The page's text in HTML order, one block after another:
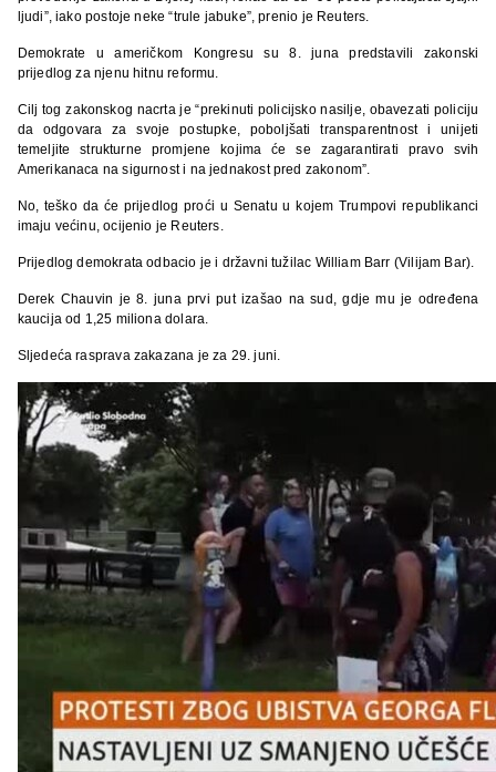
ljudi”, iako postoje neke “trule jabuke”, prenio je Reuters.
Demokrate u američkom Kongresu su 8. juna predstavili zakonski
prijedlog za njenu hitnu reformu.
Cilj tog zakonskog nacrta je “prekinuti policijsko nasilje, obavezati policiju
da odgovara za svoje postupke, poboljšati transparentnost i unijeti
temeljite strukturne promjene kojima će se zagarantirati pravo svih
Amerikanaca na sigurnost i na jednakost pred zakonom”.
No, teško da će prijedlog proći u Senatu u kojem Trumpovi republikanci
imaju većinu, ocijenio je Reuters.
Prijedlog demokrata odbacio je i državni tužilac William Barr (Vilijam Bar).
Derek Chauvin je 8. juna prvi put izašao na sud, gdje mu je određena
kaucija od 1,25 miliona dolara.
Sljedeća rasprava zakazana je za 29. juni.